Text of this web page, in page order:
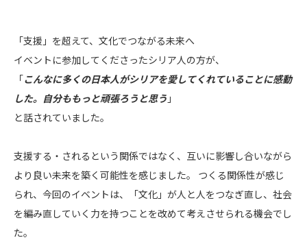
「支援」を超えて、文化でつながる未来へ
イベントに参加してくださったシリア人の方が、
「こんなに多くの日本人がシリアを愛してくれていることに感動
した。自分ももっと頑張ろうと思う 」
と話されていました。
支援する・されるという関係ではなく、互いに影響し合いながら
より良い未来を築く可能性を感じました。 つくる関係性が感じ
られ、今回のイベントは、「文化」が人と人をつなぎ直し、社会
を編み直していく力を持つことを改めて考えさせられる機会でし
た。